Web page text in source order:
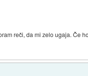
reči, da mi zelo ugaja. Če